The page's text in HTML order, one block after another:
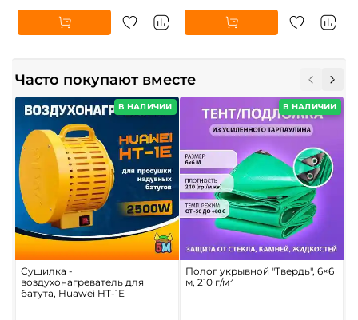
Часто покупают вместе
В НАЛИЧИИ
Сушилка -
воздухонагреватель для
батута, Huawei HT-1E
В НАЛИЧИИ
Полог укрывной "Твердь", 6×6
м, 210 г/м²